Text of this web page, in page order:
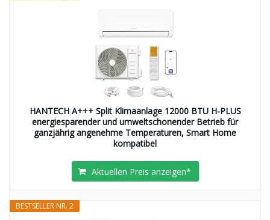
HANTECH A+++ Split Klimaanlage 12000 BTU H-PLUS
energiesparender und umweltschonender Betrieb für
ganzjährig angenehme Temperaturen, Smart Home
kompatibel
Aktuellen Preis anzeigen*
BESTSELLER NR. 2